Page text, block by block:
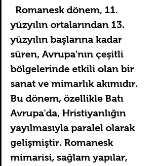
yüzyılın ortalarından 13.
yüzyılın başlarına kadar
süren, Avrupa'nın çeşitli
bölgelerinde etkili olan bir
sanat ve mimarlık akımıdır.
Bu dönem, özellikle Batı
Avrupa'da, Hristiyanlığın
yayılmasıyla paralel olarak
gelişmiştir. Romanesk
mimarisi, sağlam yapılar,